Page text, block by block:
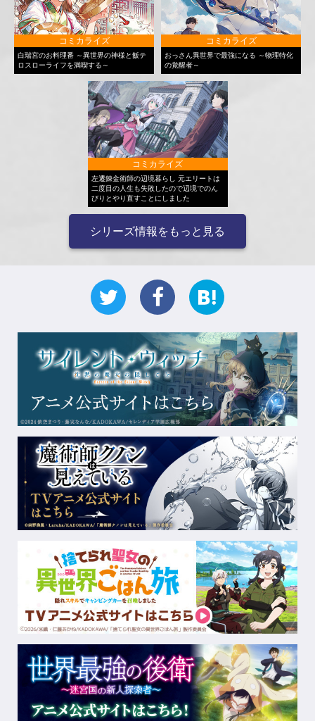
コミカライズ
白瑞宮のお料理番 ～異世界の神様と飯テ
ロスローライフを満喫する～
コミカライズ
おっさん異世界で最強になる ～物理特化
の覚醒者～
コミカライズ
左遷錬金術師の辺境暮らし 元エリートは
二度目の人生も失敗したので辺境でのん
びりとやり直すことにしました
シリーズ情報をもっと見る